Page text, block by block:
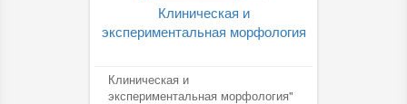
Клиническая и
экспериментальная морфология
Клиническая и
экспериментальная морфология"